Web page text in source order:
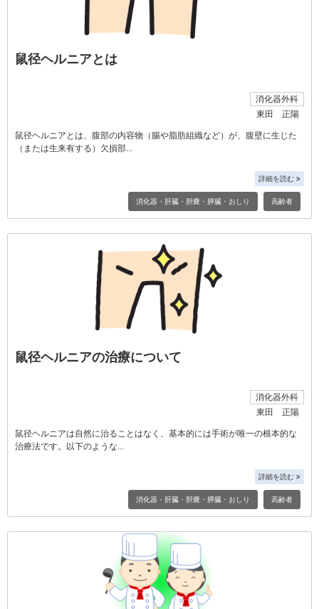
鼠径ヘルニアとは
消化器外科
東田 正陽
鼠径ヘルニアとは、腹部の内容物（腸や脂肪組織など）が、腹壁に生じた
（または生来有する）欠損部
詳細を読む
消化器・肝臓・胆嚢・膵臓・おしり 高齢者
鼠径ヘルニアの治療について
消化器外科
東田 正陽
鼠径ヘルニアは自然に治ることはなく、基本的には手術が唯一の根本的な
治療法です。以下のような
詳細を読む
消化器・肝臓・胆嚢・膵臓・おしり 高齢者